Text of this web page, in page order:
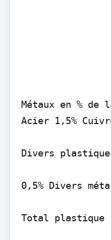
Métaux en % de
Acier 1,5%
Divers
0,5% Divers
Total plastique